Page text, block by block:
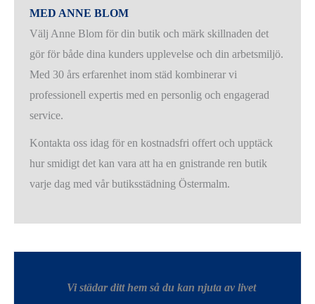
MED ANNE BLOM
Välj Anne Blom för din butik och märk skillnaden det
gör för både dina kunders upplevelse och din arbetsmiljö.
Med 30 års erfarenhet inom städ kombinerar vi
professionell expertis med en personlig och engagerad
service.
Kontakta oss idag för en kostnadsfri offert och upptäck
hur smidigt det kan vara att ha en gnistrande ren butik
varje dag med vår butiksstädning Östermalm.
Vi städar ditt hem så du kan njuta av livet